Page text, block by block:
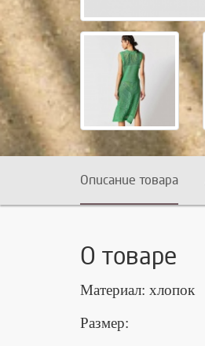
Описание товара
О товаре
Материал: хлопок
Размер: